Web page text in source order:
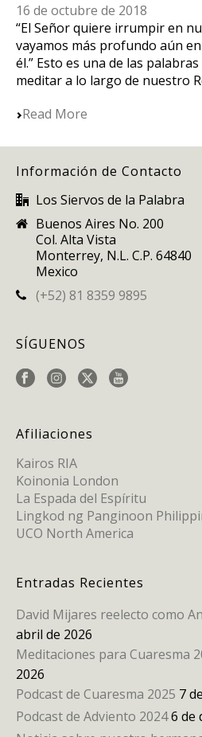
16 de octubre de 2018
“El Señor quiere irrumpir en
vayamos más profundo aún
él.” Esto es una de las
meditar a lo largo de nuestro
Read More
Información de Contacto
Los Siervos de la Palabra
Buenos Aires No. 200
Col. Alta Vista
Monterrey, N.L. C.P. 64840
Mexico
(+52) 81 8359 9895
SÍGUENOS
Afiliaciones
Kairos RIA
Koinonia London
La Espada del Espíritu
Lingkod ng Panginoon
UCO North America
Entradas Recientes
David Mijares reelecto como
abril de 2026
Meditaciones para Cuaresma
2026
Podcast de Cuaresma 2025 7
Podcast de Adviento 20246 de